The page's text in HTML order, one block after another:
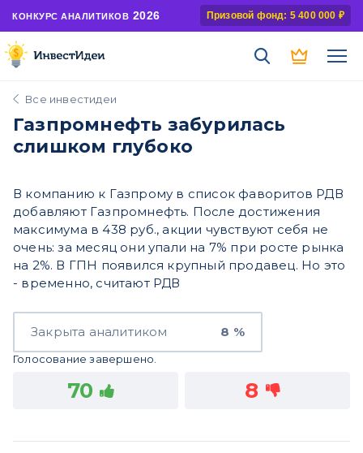
КОНКУРС АНАЛИТИКОВ 2026 Призовой фонд: 5 400 000 ₽
Все инвестидеи
Газпромнефть забурилась
слишком глубоко
В компанию к Газпрому в список фаворитов РДВ
добавляют Газпромнефть. После достижения
максимума в 438 руб., акции чувствуют себя не
очень: за месяц они упали на 7% при росте рынка
на 2%. В ГПН появился крупный продавец. Но это
- временно, считают РДВ
Закрыта аналитиком 8 %
Голосование завершено.
70 8